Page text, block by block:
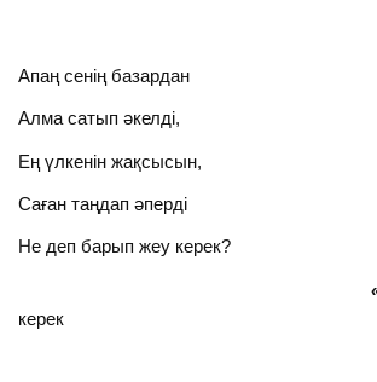
Апаң сенің базардан
Алма сатып әкелді,
Ең үлкенін жақсысын,
Саған таңдап әперді
Не деп барып жеу керек?
керек